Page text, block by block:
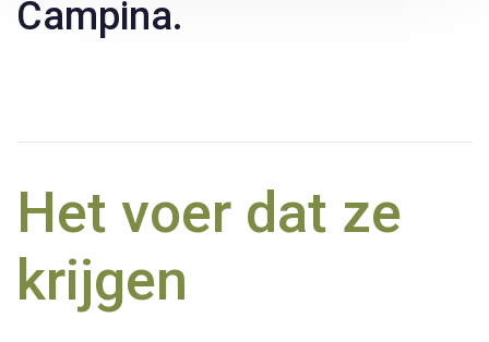
Campina.
Het voer dat ze
krijgen